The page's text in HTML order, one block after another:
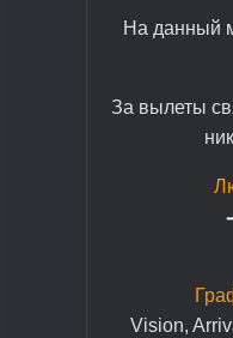
На данный
За вылеты
Vision,